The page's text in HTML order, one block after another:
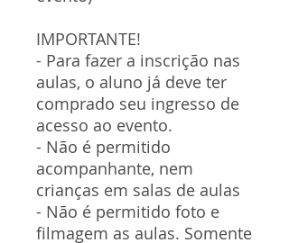
IMPORTANTE!
- Para fazer a inscrição nas
aulas, o aluno já deve ter
comprado seu ingresso de
acesso ao evento.
- Não é permitido
acompanhante, nem
crianças em salas de aulas
- Não é permitido foto e
filmagem as aulas. Somente